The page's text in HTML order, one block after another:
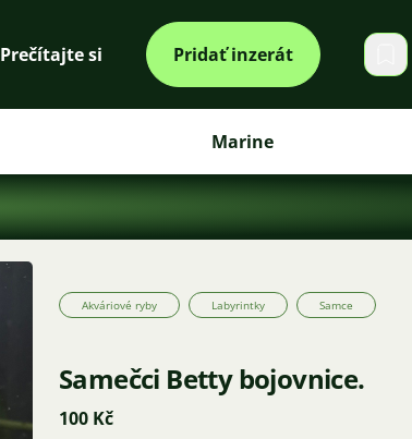
Prečítajte si Pridať inzerát
Marine
Akváriové ryby Labyrintky Samce
Samečci Betty bojovnice.
100 Kč